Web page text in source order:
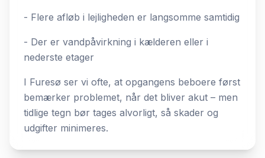
- Flere afløb i lejligheden er langsomme samtidig
- Der er vandpåvirkning i kælderen eller i
nederste etager
I Furesø ser vi ofte, at opgangens beboere først
bemærker problemet, når det bliver akut – men
tidlige tegn bør tages alvorligt, så skader og
udgifter minimeres.